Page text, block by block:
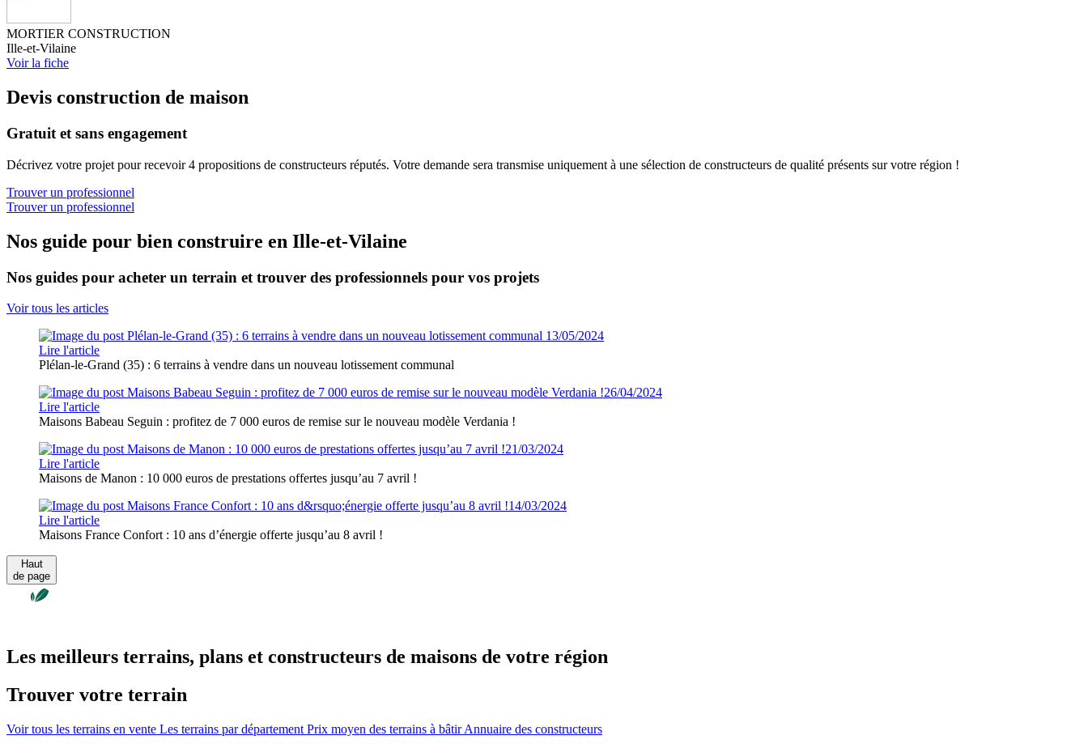
MORTIER CONSTRUCTION
Ille-et-Vilaine
Voir la fiche
Devis construction de maison
Gratuit et sans engagement
Décrivez votre projet pour recevoir 4 propositions de constructeurs réputés. Votre demande sera transmise uniquement à une sélection de constructeurs de qualité présents sur votre région !
Trouver un professionnel
Trouver un professionnel
Nos guide pour bien construire en Ille-et-Vilaine
Nos guides pour acheter un terrain et trouver des professionnels pour vos projets
Voir tous les articles
13/05/2024
Lire l'article
Plélan-le-Grand (35) : 6 terrains à vendre dans un nouveau lotissement communal
26/04/2024
Lire l'article
Maisons Babeau Seguin : profitez de 7 000 euros de remise sur le nouveau modèle Verdania !
21/03/2024
Lire l'article
Maisons de Manon : 10 000 euros de prestations offertes jusqu’au 7 avril !
14/03/2024
Lire l'article
Maisons France Confort : 10 ans d’énergie offerte jusqu’au 8 avril !
Haut
de page
Les meilleurs terrains, plans et constructeurs de maisons de votre région
Trouver votre terrain
Voir tous les terrains en vente Les terrains par département Prix moyen des terrains à bâtirAnnuaire des constructeurs